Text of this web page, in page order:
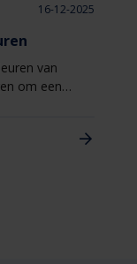
16-12-2025
van
om een
en